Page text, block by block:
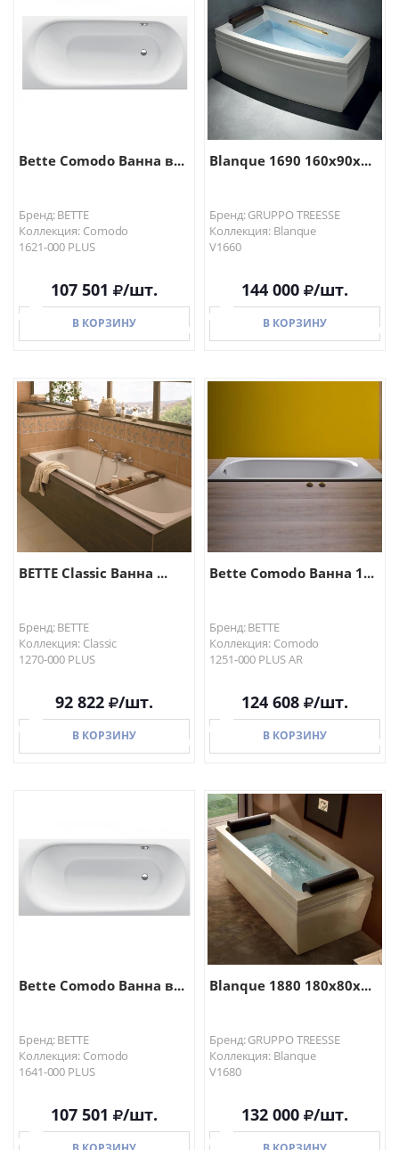
В КОРЗИНУ
Bette Comodo Ванна в...
Бренд: BETTE
Коллекция: Comodo
1621-000 PLUS
107 501 /шт.
В КОРЗИНУ
В КОРЗИНУ
Blanque 1690 160x90x...
Бренд: GRUPPO TREESSE
Коллекция: Blanque
V1660
144 000 /шт.
В КОРЗИНУ
BETTE Classic Ванна ...
Бренд: BETTE
Коллекция: Classic
1270-000 PLUS
92 822 /шт.
В КОРЗИНУ
Bette Comodo Ванна 1...
Бренд: BETTE
Коллекция: Comodo
1251-000 PLUS AR
124 608 /шт.
В КОРЗИНУ
В КОРЗИНУ
Bette Comodo Ванна в...
Бренд: BETTE
Коллекция: Comodo
1641-000 PLUS
107 501 /шт.
Blanque 1880 180x80x...
Бренд: GRUPPO TREESSE
Коллекция: Blanque
V1680
132 000 /шт.